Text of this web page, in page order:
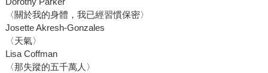
〈關於我的身體，我已經習慣保密〉
Josette Akresh-Gonzales
〈天氣〉
Lisa Coffman
〈那失蹤的五千萬人〉